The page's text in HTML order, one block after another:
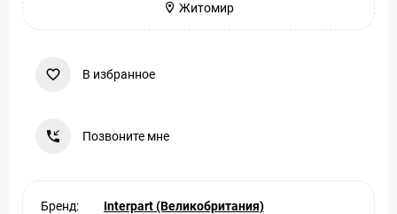
Житомир
В избранное
Позвоните мне
Бренд: Interpart (Великобритания)